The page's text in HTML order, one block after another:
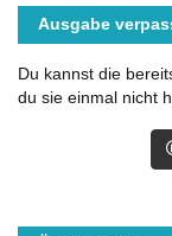
Ausgabe
Du kannst die
du sie einmal nicht